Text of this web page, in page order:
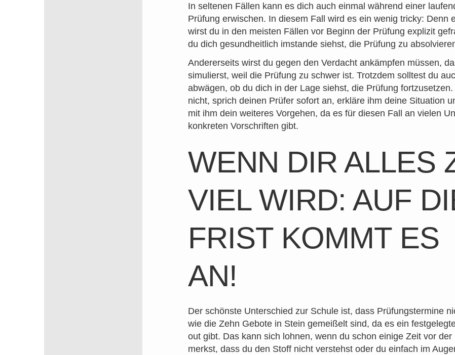
In seltenen Fällen kann es dich auch einmal während einer
Prüfung erwischen. In diesem Fall wird es ein wenig tricky: Denn
wirst du in den meisten Fällen vor Beginn der Prüfung explizit
du dich gesundheitlich imstande siehst, die Prüfung zu
Andererseits wirst du gegen den Verdacht ankämpfen müssen,
simulierst, weil die Prüfung zu schwer ist. Trotzdem solltest du
abwägen, ob du dich in der Lage siehst, die Prüfung fortzusetzen.
nicht, sprich deinen Prüfer sofort an, erkläre ihm deine Situation
mit ihm dein weiteres Vorgehen, da es für diesen Fall an vielen
konkreten Vorschriften gibt.
WENN DIR ALLES
VIEL WIRD: AUF
FRIST KOMMT ES
AN!
Der schönste Unterschied zur Schule ist, dass Prüfungstermine
wie die Zehn Gebote in Stein gemeißelt sind, da es ein
out gibt. Das kann sich lohnen, wenn du schon einige Zeit vor der
merkst, dass du den Stoff nicht verstehst oder du einfach im